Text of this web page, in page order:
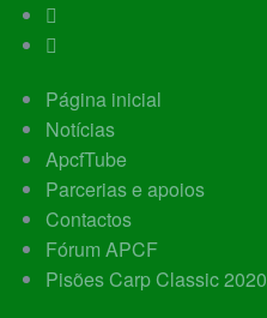
Página inicial
Notícias
ApcfTube
Parcerias e apoios
Contactos
Fórum APCF
Pisões Carp Classic 2020